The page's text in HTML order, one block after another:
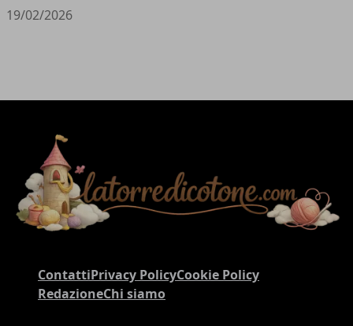
19/02/2026
ContattiPrivacy PolicyCookie Policy
RedazioneChi siamo